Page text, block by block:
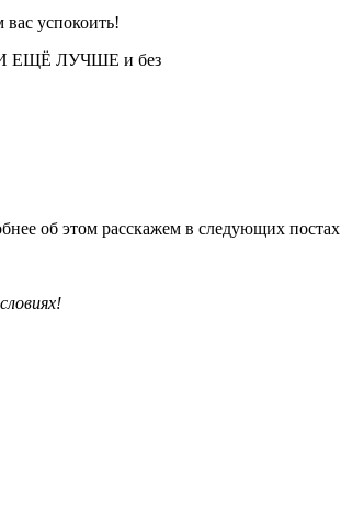
успокоить!
ЕЩЁ ЛУЧШЕ и без
об этом расскажем в следующих постах